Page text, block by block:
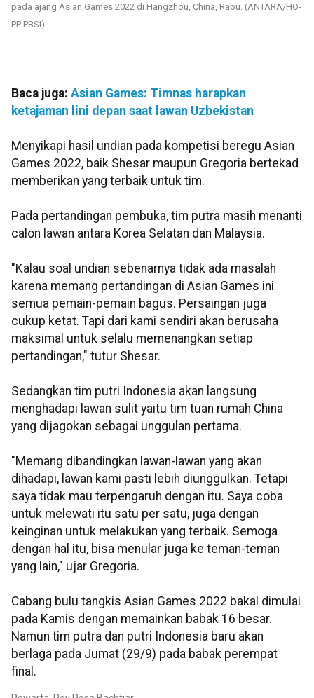
pada ajang Asian Games 2022 di Hangzhou, China, Rabu. (ANTARA/HO-
PP PBSI)
Baca juga: Asian Games: Timnas harapkan
ketajaman lini depan saat lawan Uzbekistan
Menyikapi hasil undian pada kompetisi beregu Asian
Games 2022, baik Shesar maupun Gregoria bertekad
memberikan yang terbaik untuk tim.
Pada pertandingan pembuka, tim putra masih menanti
calon lawan antara Korea Selatan dan Malaysia.
"Kalau soal undian sebenarnya tidak ada masalah
karena memang pertandingan di Asian Games ini
semua pemain-pemain bagus. Persaingan juga
cukup ketat. Tapi dari kami sendiri akan berusaha
maksimal untuk selalu memenangkan setiap
pertandingan," tutur Shesar.
Sedangkan tim putri Indonesia akan langsung
menghadapi lawan sulit yaitu tim tuan rumah China
yang dijagokan sebagai unggulan pertama.
"Memang dibandingkan lawan-lawan yang akan
dihadapi, lawan kami pasti lebih diunggulkan. Tetapi
saya tidak mau terpengaruh dengan itu. Saya coba
untuk melewati itu satu per satu, juga dengan
keinginan untuk melakukan yang terbaik. Semoga
dengan hal itu, bisa menular juga ke teman-teman
yang lain," ujar Gregoria.
Cabang bulu tangkis Asian Games 2022 bakal dimulai
pada Kamis dengan memainkan babak 16 besar.
Namun tim putra dan putri Indonesia baru akan
berlaga pada Jumat (29/9) pada babak perempat
final.